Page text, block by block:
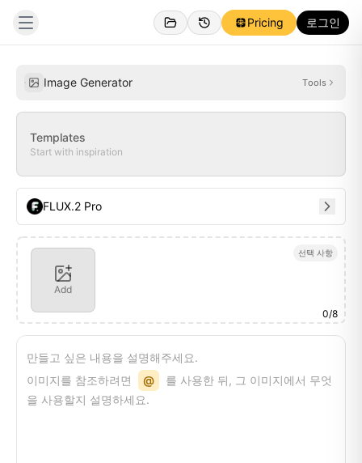
Pricing 로그인
Image Generator Tools
Templates
Start with inspiration
FLUX.2 Pro
선택 사항
Add
0/8
만들고 싶은 내용을 설명해주세요.
이미지를 참조하려면
@
를 사용한 뒤, 그 이미지에서 무엇
을 사용할지 설명하세요.